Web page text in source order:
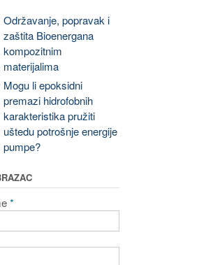
Održavanje, popravak i
zaštita Bioenergana
kompozitnim
materijalima
Mogu li epoksidni
premazi hidrofobnih
karakteristika pružiti
uštedu potrošnje energije
pumpe?
*